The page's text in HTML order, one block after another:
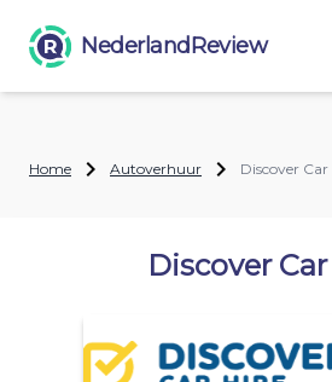
NederlandReview
Home Autoverhuur Discover Car
Discover